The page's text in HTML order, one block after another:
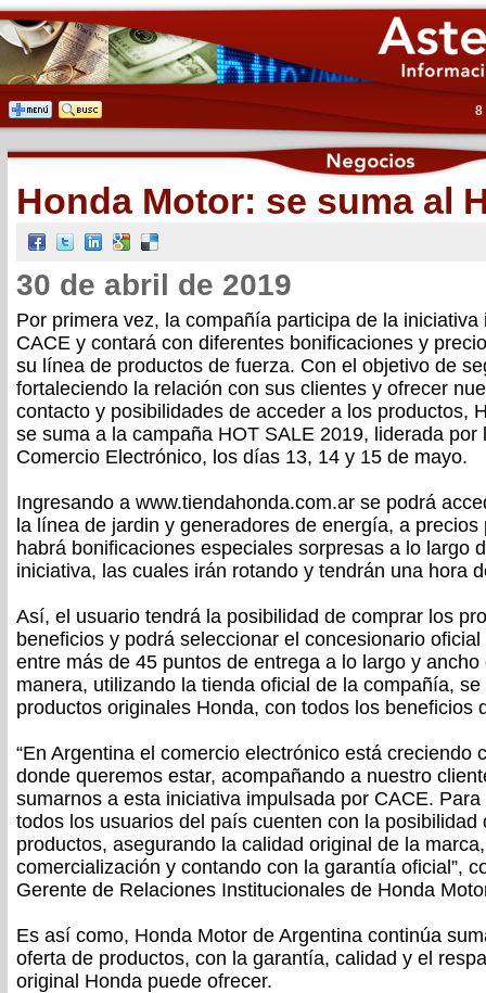
8
Honda Motor: se suma al
30 de abril de 2019
Por primera vez, la compañía participa de la iniciativa
CACE y contará con diferentes bonificaciones y
su línea de productos de fuerza. Con el objetivo de
fortaleciendo la relación con sus clientes y ofrecer
contacto y posibilidades de acceder a los productos,
se suma a la campaña HOT SALE 2019, liderada por
Comercio Electrónico, los días 13, 14 y 15 de mayo.
Ingresando a www.tiendahonda.com.ar se podrá
la línea de jardin y generadores de energía, a
habrá bonificaciones especiales sorpresas a lo largo
iniciativa, las cuales irán rotando y tendrán una hora
Así, el usuario tendrá la posibilidad de comprar los
beneficios y podrá seleccionar el concesionario
entre más de 45 puntos de entrega a lo largo y
manera, utilizando la tienda oficial de la compañía,
productos originales Honda, con todos los beneficios
“En Argentina el comercio electrónico está creciendo
donde queremos estar, acompañando a nuestro
sumarnos a esta iniciativa impulsada por CACE.
todos los usuarios del país cuenten con la posibilidad
productos, asegurando la calidad original de la
comercialización y contando con la garantía oficial”,
Gerente de Relaciones Institucionales de Honda
Es así como, Honda Motor de Argentina continúa
oferta de productos, con la garantía, calidad y el
original Honda puede ofrecer.